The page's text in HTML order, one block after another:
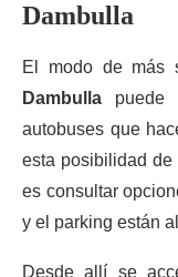
Dambulla
El modo de
Dambulla puede
autobuses que
esta posibilidad
es consultar
y el parking están
Desde allí se